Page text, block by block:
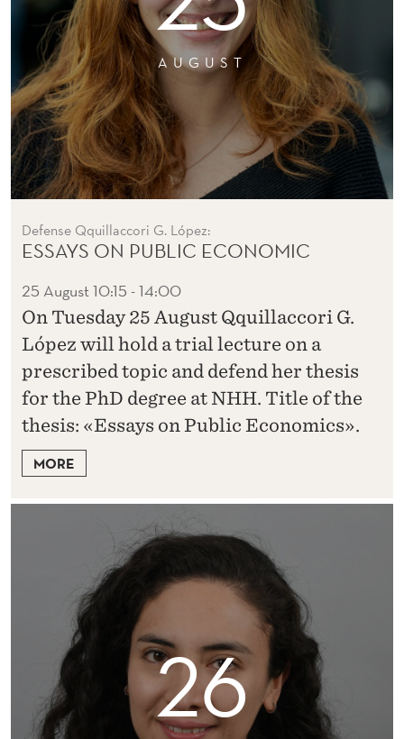
AUGUST
Defense Qquillaccori G. López:
ESSAYS ON PUBLIC ECONOMIC
25 August10:15 - 14:00
On Tuesday 25 August Qquillaccori G.
López will hold a trial lecture on a
prescribed topic and defend her thesis
for the PhD degree at NHH. Title of the
thesis: «Essays on Public Economics».
MORE
26